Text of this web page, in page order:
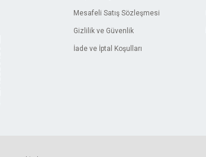
Mesafeli Satış Sözleşmesi
Gizlilik ve Güvenlik
İade ve İptal Koşulları